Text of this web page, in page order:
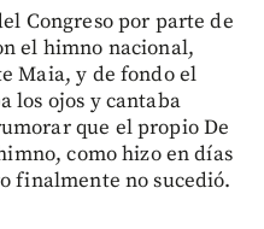
Congreso por parte de
el himno nacional,
Maia, y de fondo el
los ojos y cantaba
que el propio De
como hizo en días
finalmente no sucedió.